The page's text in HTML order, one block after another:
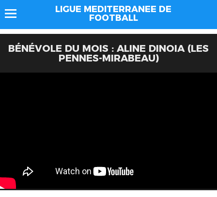
LIGUE MEDITERRANEE DE
FOOTBALL
BÉNÉVOLE DU MOIS : ALINE DINOIA (LES
PENNES-MIRABEAU)